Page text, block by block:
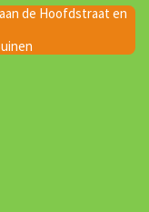
de Hoofdstraat en